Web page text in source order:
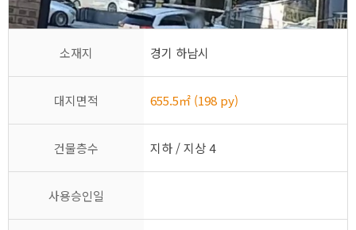
소재지 경기 하남시
대지면적 655.5㎡ (198 py)
건물층수 지하 / 지상 4
사용승인일